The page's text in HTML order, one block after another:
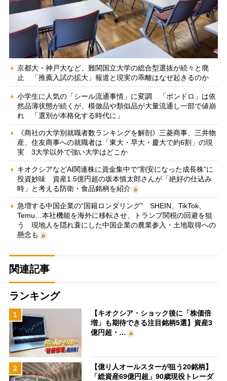
京都大・神戸大など、難関国立大学の総合型選抜が続々と廃
止 「推薦入試の拡大」報道と現実の乖離はなぜ起きるのか
小学生に人気の「シール流通事情」に変調 「ボンドロ」は依
然品薄状態が続くが、模倣品や類似品が大量流通し一部で値崩
れ 「選別が本格化する時代に」
《商社の大学別就職者数ランキングを解剖》三菱商事、三井物
産、住友商事への就職者は「東大・早大・慶大で約6割」の現
実 3大学以外で強い大学はどこか
キオクシアなどAI関連株に資金集中で“割安になった成長株”に
投資妙味 資産1.5億円超の坂本慎太郎さんが「絶好の仕込み
時」と考える防衛・食品銘柄を紹介
急増する中国企業の“国籍ロンダリング” SHEIN、TikTok、
Temu…本社機能を海外に移転させ、トランプ関税の回避を狙
う 現地人を隠れ蓑にした中国企業の農業参入・土地取得への
懸念も
関連記事
ランキング
1
【キオクシア・ショック後に「株価倍
増」も期待できる注目銘柄5選】資産3
億円超・…
2
【億り人オールスターが狙う20銘柄】
「総資産69億円超」90歳現役トレーダ